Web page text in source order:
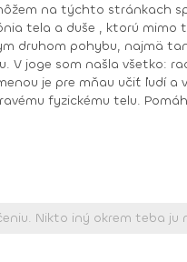
je pre mňau učiť ľudí a vidieť
fyzickému telu.